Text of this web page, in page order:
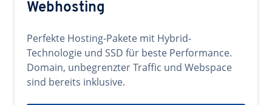
Webhosting
Perfekte Hosting-Pakete mit Hybrid-
Technologie und SSD für beste Performance.
Domain, unbegrenzter Traffic und Webspace
sind bereits inklusive.